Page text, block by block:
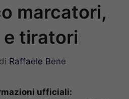
marcatori,
tiratori
di Raffaele Bene
ufficiali: